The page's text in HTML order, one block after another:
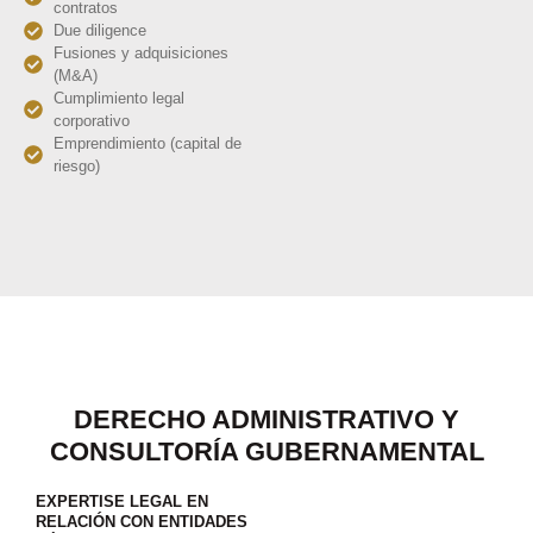
contratos
Due diligence
Fusiones y adquisiciones
(M&A)
Cumplimiento legal
corporativo
Emprendimiento (capital de
riesgo)
DERECHO ADMINISTRATIVO Y
CONSULTORÍA GUBERNAMENTAL
EXPERTISE LEGAL EN
RELACIÓN CON ENTIDADES